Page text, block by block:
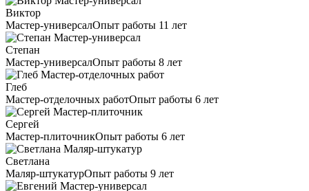
Виктор
Мастер-универсалОпыт работы 11 лет
Степан
Мастер-универсалОпыт работы 8 лет
Глеб
Мастер-отделочных работОпыт работы 6 лет
Сергей
Мастер-плиточникОпыт работы 6 лет
Светлана
Маляр-штукатурОпыт работы 9 лет